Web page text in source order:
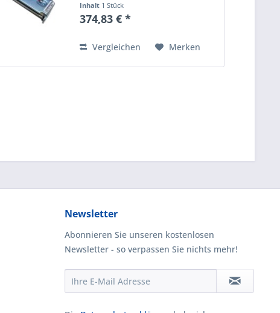
unterliegt so im Laufe der Zeit
einem stetigen Abrieb. Wird der
Inhalt 1 Stück
374,83 € *
Vergleichen Merken
Newsletter
Abonnieren Sie unseren kostenlosen
Newsletter - so verpassen Sie nichts mehr!